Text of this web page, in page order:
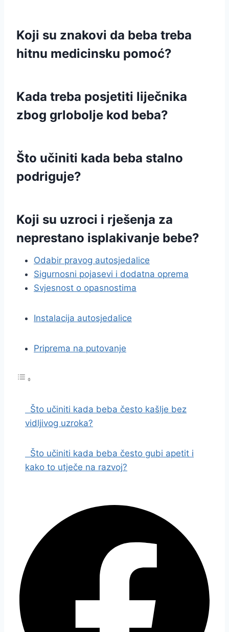
Koji su znakovi da beba treba
hitnu medicinsku pomoć?
Kada treba posjetiti liječnika
zbog grlobolje kod beba?
Što učiniti kada beba stalno
podriguje?
Koji su uzroci i rješenja za
neprestano isplakivanje bebe?
Odabir pravog autosjedalice
Sigurnosni pojasevi i dodatna oprema
Svjesnost o opasnostima
Instalacija autosjedalice
Priprema na putovanje
Što učiniti kada beba često kašlje bez
vidljivog uzroka?
Što učiniti kada beba često gubi apetit i
kako to utječe na razvoj?